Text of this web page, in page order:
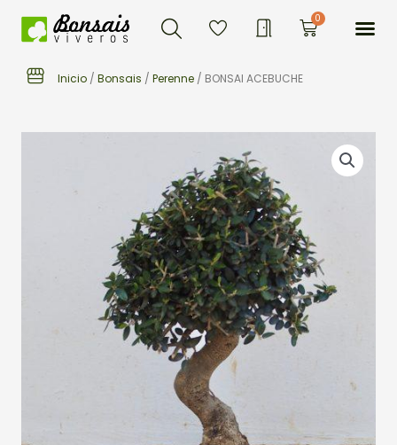
Buscar 0Carrito
Inicio / Bonsais / Perenne / BONSAI ACEBUCHE